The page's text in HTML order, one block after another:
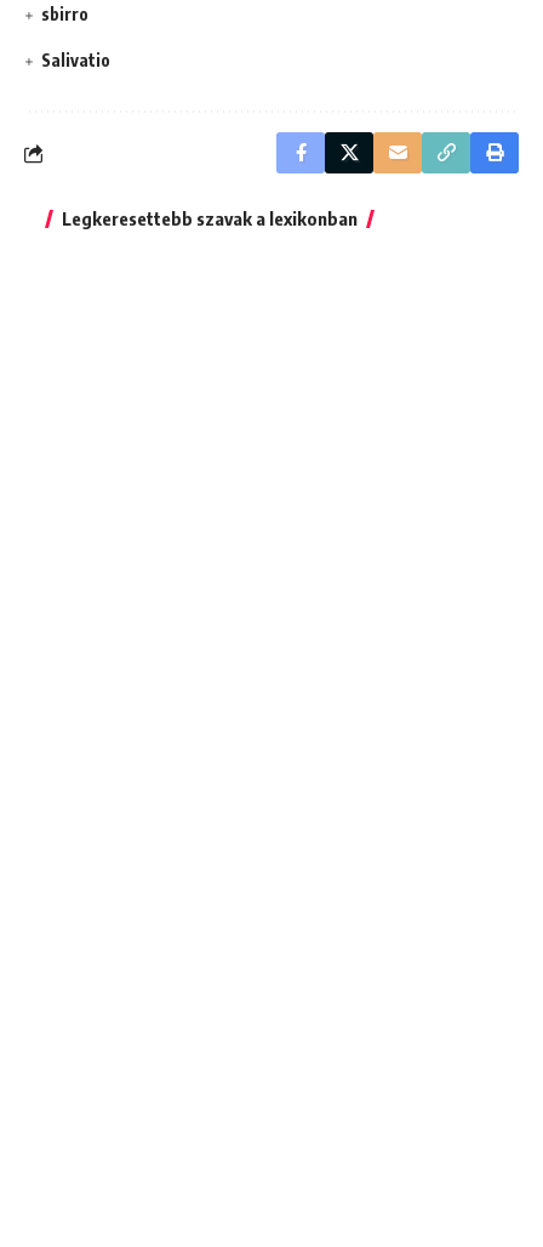
sbirro
Salivatio
Legkeresettebb szavak a lexikonban